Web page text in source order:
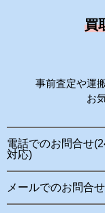
買
事前査定や運
お
電話でのお問合せ
対応)
メールでのお問合せ